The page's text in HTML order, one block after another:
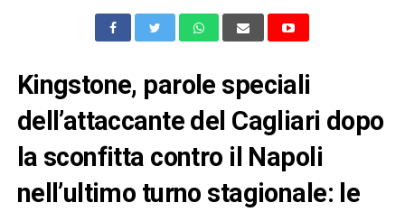
Kingstone, parole speciali
dell’attaccante del Cagliari dopo
la sconfitta contro il Napoli
nell’ultimo turno stagionale: le